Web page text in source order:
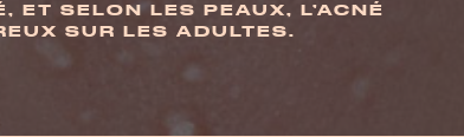
ET SELON LES PEAUX, L’ACNÉ
SUR LES ADULTES.